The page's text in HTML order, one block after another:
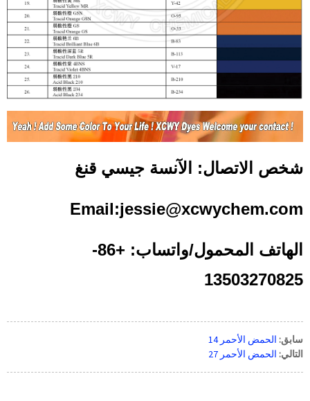
شخص الاتصال: الآنسة جيسي قنغ
Email:jessie@xcwychem.com
الهاتف المحمول/واتساب: +86-
13503270825
سابق: الحمض الأحمر 14
التالي: الحمض الأحمر 27